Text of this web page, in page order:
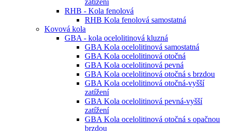
zatížení
RHB - Kola fenolová
RHB Kola fenolová samostatná
Kovová kola
GBA - kola ocelolitinová kluzná
GBA Kola ocelolitinová samostatná
GBA Kola ocelolitinová otočná
GBA Kola ocelolitinová pevná
GBA Kola ocelolitinová otočná s brzdou
GBA Kola ocelolitinová otočná-vyšší
zatížení
GBA Kola ocelolitinová pevná-vyšší
zatížení
GBA Kola ocelolitinová otočná s opačnou
brzdou